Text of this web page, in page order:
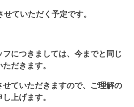
ていただく予定です。
につきましては、今までと同じ
だきます。
ていただきますので、ご理解の
上げます。